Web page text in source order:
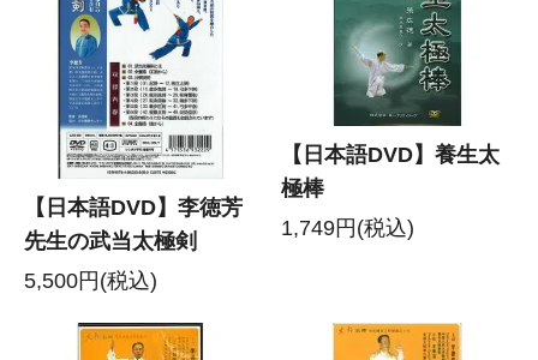
【日本語DVD】李徳芳
先生の武当太極剣
5,500円(税込)
【日本語DVD】養生太
極棒
1,749円(税込)